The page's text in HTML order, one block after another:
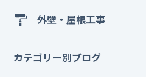
外壁・屋根工事
カテゴリー別ブログ